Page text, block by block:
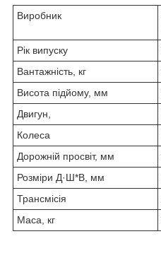
Виробник
Рік випуску
Вантажність, кг
Висота підйому, мм
Двигун,
Колеса
Дорожній просвіт, мм
Розміри Д·Ш*В, мм
Трансмісія
Маса, кг